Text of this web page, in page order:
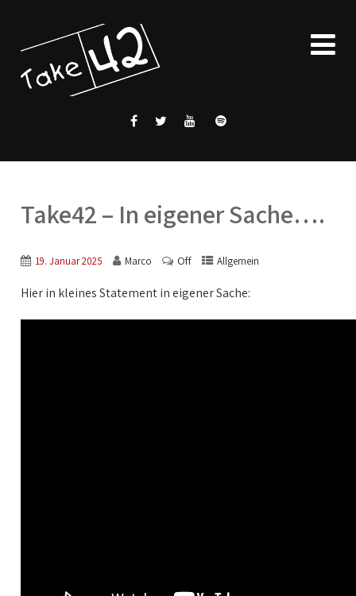
Take42 – In eigener Sache….
19. Januar 2025 Marco Off Allgemein
Hier in kleines Statement in eigener Sache: